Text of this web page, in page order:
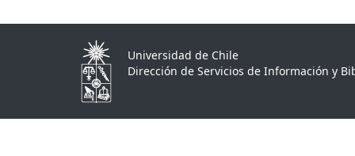
Universidad de Chile
Dirección de Servicios de Información y